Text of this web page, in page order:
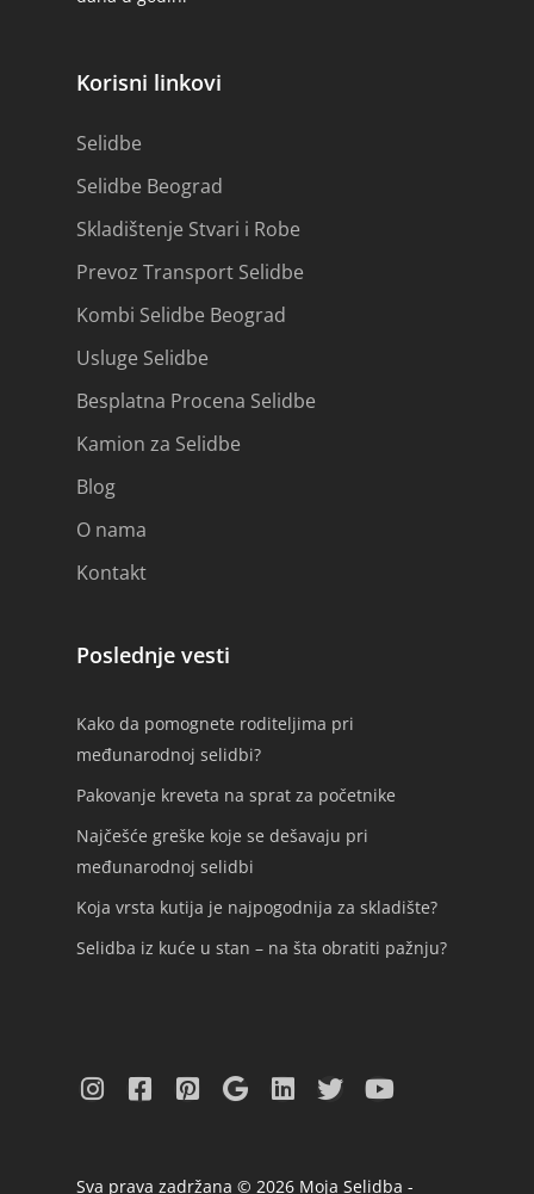
Korisni linkovi
Selidbe
Selidbe Beograd
Skladištenje Stvari i Robe
Prevoz Transport Selidbe
Kombi Selidbe Beograd
Usluge Selidbe
Besplatna Procena Selidbe
Kamion za Selidbe
Blog
O nama
Kontakt
Poslednje vesti
Kako da pomognete roditeljima pri
međunarodnoj selidbi?
Pakovanje kreveta na sprat za početnike
Najčešće greške koje se dešavaju pri
međunarodnoj selidbi
Koja vrsta kutija je najpogodnija za skladište?
Selidba iz kuće u stan – na šta obratiti pažnju?
Sva prava zadržana © 2026 Moja Selidba -